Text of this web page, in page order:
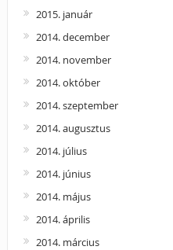
2015. január
2014. december
2014. november
2014. október
2014. szeptember
2014. augusztus
2014. július
2014. június
2014. május
2014. április
2014. március